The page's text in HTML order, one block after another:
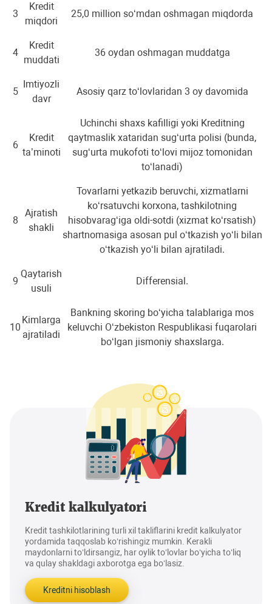
3
Kredit
miqdori
25,0 million so‘mdan oshmagan miqdorda
4
Kredit
muddati
36 oydan oshmagan muddatga
5
Imtiyozli
davr
Asosiy qarz to‘lovlaridan 3 oy davomida
6
Kredit
ta’minoti
Uchinchi shaxs kafilligi yoki Kreditning
qaytmaslik xataridan sug‘urta polisi (bunda,
sug‘urta mukofoti to‘lovi mijoz tomonidan
to‘lanadi)
8
Ajratish
shakli
Tovarlarni yetkazib beruvchi, xizmatlarni
ko‘rsatuvchi korxona, tashkilotning
hisobvarag‘iga oldi-sotdi (xizmat ko‘rsatish)
shartnomasiga asosan pul o‘tkazish yo‘li bilan
o‘tkazish yo‘li bilan ajratiladi.
9
Qaytarish
usuli
Differensial.
10
Kimlarga
ajratiladi
Bankning skoring bo‘yicha talablariga mos
keluvchi O‘zbekiston Respublikasi fuqarolari
bo‘lgan jismoniy shaxslarga.
Kredit kalkulyatori
Kredit tashkilotlarining turli xil takliflarini kredit kalkulyator
yordamida taqqoslab ko‘rishingiz mumkin. Kerakli
maydonlarni to‘ldirsangiz, har oylik to‘lovlar bo‘yicha to‘liq
va qulay shakldagi axborotga ega bo‘lasiz.
Kreditni hisoblash